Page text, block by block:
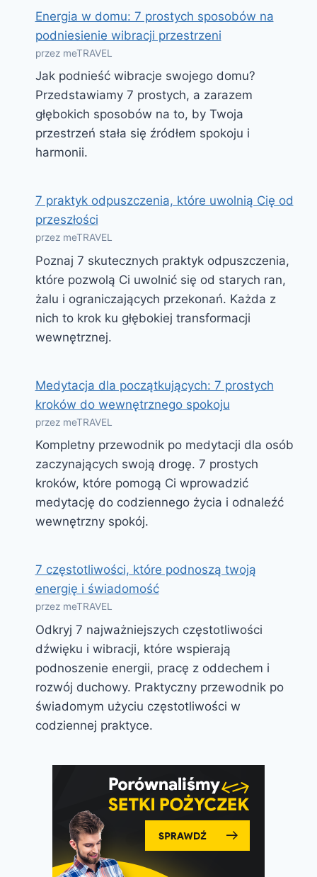
Energia w domu: 7 prostych sposobów na
podniesienie wibracji przestrzeni
przez meTRAVEL
Jak podnieść wibracje swojego domu?
Przedstawiamy 7 prostych, a zarazem
głębokich sposobów na to, by Twoja
przestrzeń stała się źródłem spokoju i
harmonii.
7 praktyk odpuszczenia, które uwolnią Cię od
przeszłości
przez meTRAVEL
Poznaj 7 skutecznych praktyk odpuszczenia,
które pozwolą Ci uwolnić się od starych ran,
żalu i ograniczających przekonań. Każda z
nich to krok ku głębokiej transformacji
wewnętrznej.
Medytacja dla początkujących: 7 prostych
kroków do wewnętrznego spokoju
przez meTRAVEL
Kompletny przewodnik po medytacji dla osób
zaczynających swoją drogę. 7 prostych
kroków, które pomogą Ci wprowadzić
medytację do codziennego życia i odnaleźć
wewnętrzny spokój.
7 częstotliwości, które podnoszą twoją
energię i świadomość
przez meTRAVEL
Odkryj 7 najważniejszych częstotliwości
dźwięku i wibracji, które wspierają
podnoszenie energii, pracę z oddechem i
rozwój duchowy. Praktyczny przewodnik po
świadomym użyciu częstotliwości w
codziennej praktyce.